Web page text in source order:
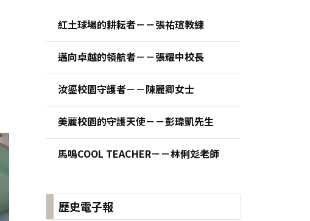
紅土球場的耕耘者－－張祐瑄教練
邁向卓越的領航者－－張耀中校長
汝鎏校園守護者－－陳麗卿女士
美麗校園的守護天使－－彭瑋凱先生
馬鳴COOL TEACHER－－林俐彣老師
歷史電子報